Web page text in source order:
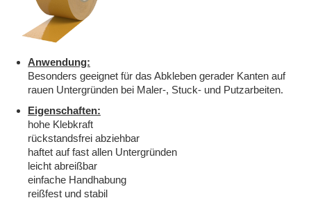
Anwendung:
Besonders geeignet für das Abkleben gerader Kanten auf
rauen Untergründen bei Maler-, Stuck- und Putzarbeiten.
Eigenschaften:
hohe Klebkraft
rückstandsfrei abziehbar
haftet auf fast allen Untergründen
leicht abreißbar
einfache Handhabung
reißfest und stabil